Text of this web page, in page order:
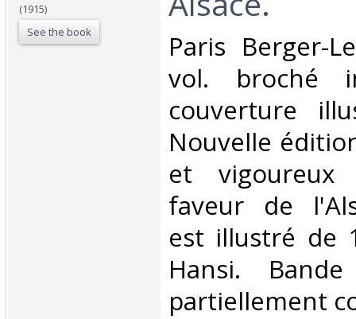
(1915)
See the book
‎Paris Berger-
vol. broché
couverture
Nouvelle
et vigoureux
faveur de
est illustré de
Hansi.
partiellement